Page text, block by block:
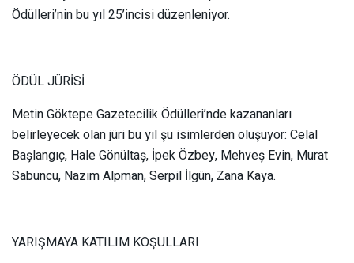
Ödülleri’nin bu yıl 25’incisi düzenleniyor.
ÖDÜL JÜRİSİ
Metin Göktepe Gazetecilik Ödülleri’nde kazananları
belirleyecek olan jüri bu yıl şu isimlerden oluşuyor: Celal
Başlangıç, Hale Gönültaş, İpek Özbey, Mehveş Evin, Murat
Sabuncu, Nazım Alpman, Serpil İlgün, Zana Kaya.
YARIŞMAYA KATILIM KOŞULLARI